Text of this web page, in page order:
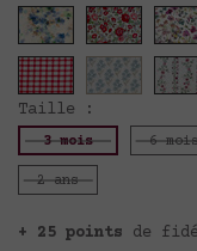
Taille :
3 mois 6
2 ans
+ 25 points de